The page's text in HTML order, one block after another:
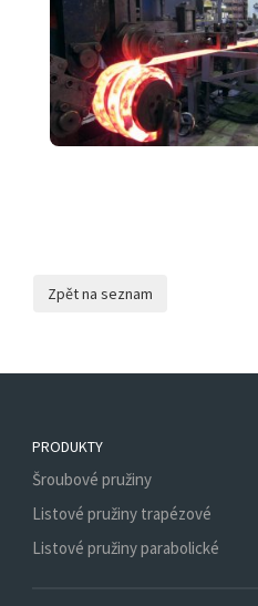
PRODUKTY
Šroubové pružiny
Listové pružiny trapézové
Listové pružiny parabolické